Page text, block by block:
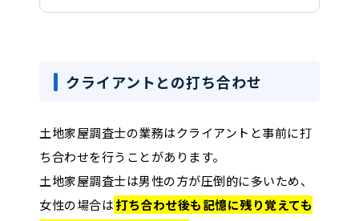
クライアントとの打ち合わせ
土地家屋調査士の業務はクライアントと事前に打
ち合わせを行うことがあります。
土地家屋調査士は男性の方が圧倒的に多いため、
女性の場合は打ち合わせ後も記憶に残り覚えても